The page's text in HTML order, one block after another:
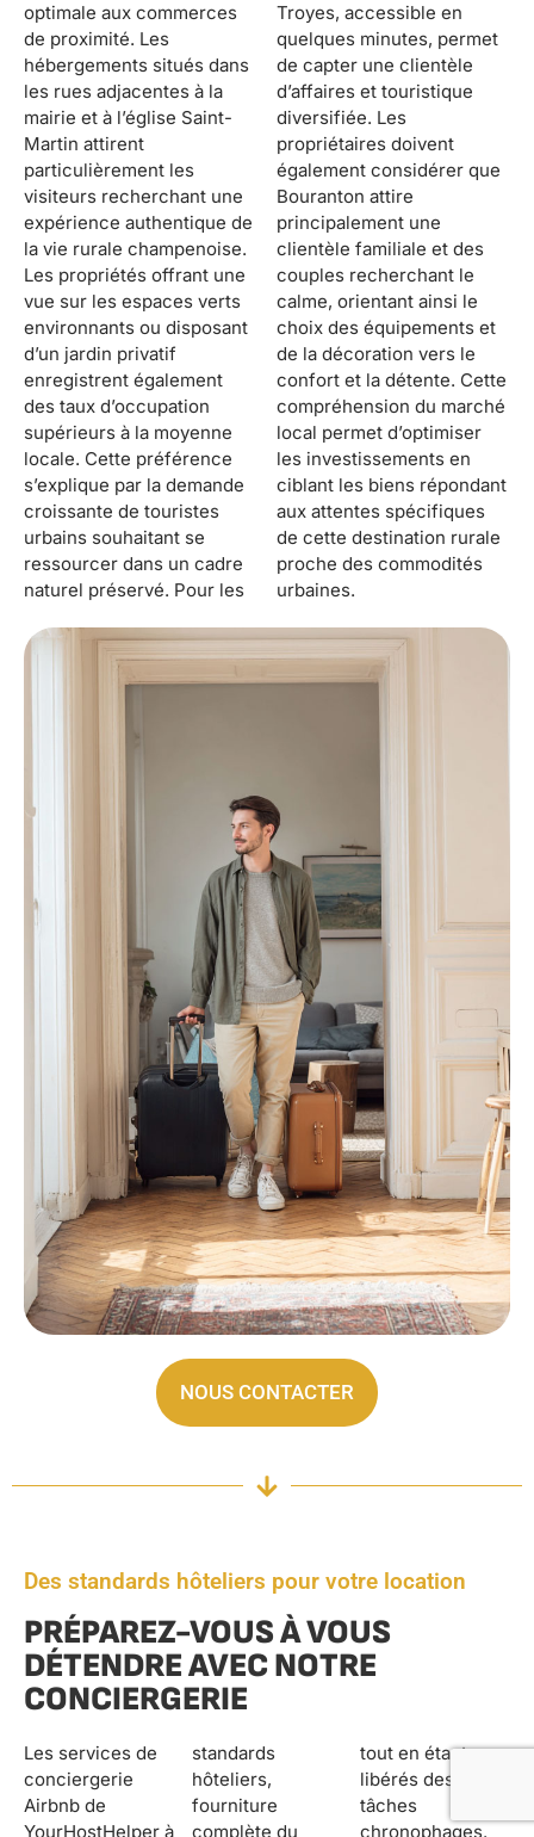
optimale aux commerces
de proximité. Les
hébergements situés dans
les rues adjacentes à la
mairie et à l’église Saint-
Martin attirent
particulièrement les
visiteurs recherchant une
expérience authentique de
la vie rurale champenoise.
Les propriétés offrant une
vue sur les espaces verts
environnants ou disposant
d’un jardin privatif
enregistrent également
des taux d’occupation
supérieurs à la moyenne
locale. Cette préférence
s’explique par la demande
croissante de touristes
urbains souhaitant se
ressourcer dans un cadre
naturel préservé. Pour les
Troyes, accessible en
quelques minutes, permet
de capter une clientèle
d’affaires et touristique
diversifiée. Les
propriétaires doivent
également considérer que
Bouranton attire
principalement une
clientèle familiale et des
couples recherchant le
calme, orientant ainsi le
choix des équipements et
de la décoration vers le
confort et la détente. Cette
compréhension du marché
local permet d’optimiser
les investissements en
ciblant les biens répondant
aux attentes spécifiques
de cette destination rurale
proche des commodités
urbaines.
NOUS CONTACTER
Des standards hôteliers pour votre location
PRÉPAREZ-VOUS À VOUS
DÉTENDRE AVEC NOTRE
CONCIERGERIE
Les services de
conciergerie
Airbnb de
YourHostHelper à
standards
hôteliers,
fourniture
complète du
tout en étant
libérés des
tâches
chronophages.